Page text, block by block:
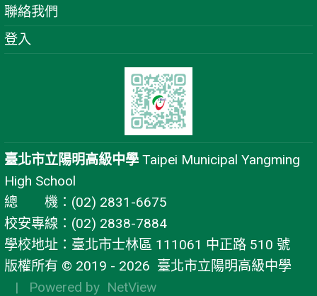
聯絡我們
登入
臺北市立陽明高級中學 Taipei Municipal Yangming
High School
總 機：(02) 2831-6675
校安專線：(02) 2838-7884
學校地址：臺北市士林區 111061 中正路 510 號
版權所有 © 2019 - 2026 臺北市立陽明高級中學
| Powered by NetView